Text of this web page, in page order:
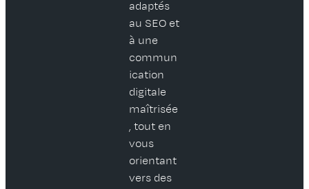
adaptés
au SEO et
à une
commun
ication
digitale
maîtrisée
, tout en
vous
orientant
vers des